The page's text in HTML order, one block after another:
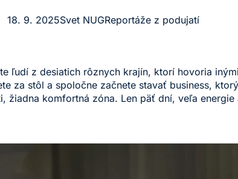
18. 9. 2025Svet NUGReportáže z podujatí
ľudí z desiatich rôznych krajín, ktorí hovoria
za stôl a spoločne začnete stavať business,
žiadna komfortná zóna. Len päť dní, veľa energie